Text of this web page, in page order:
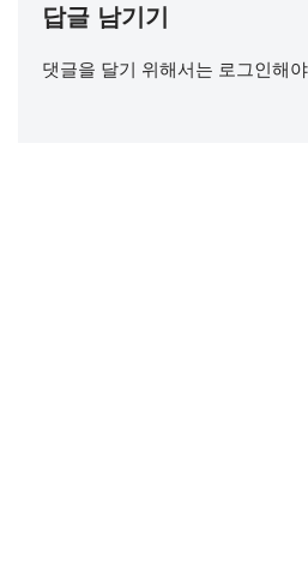
답글 남기기
댓글을 달기 위해서는 로그인해